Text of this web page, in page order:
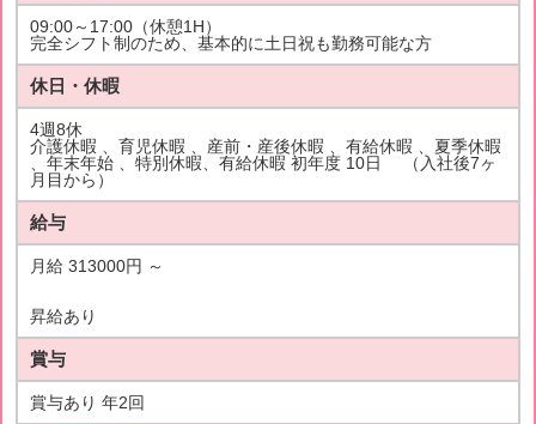
09:00～17:00（休憩1H）
完全シフト制のため、基本的に土日祝も勤務可能な方
休日・休暇
4週8休
介護休暇 、育児休暇 、産前・産後休暇 、有給休暇 、夏季休暇
、年末年始 、特別休暇、有給休暇 初年度 10日 （入社後7ヶ
月目から）
給与
月給 313000円 ～
昇給あり
賞与
賞与あり 年2回